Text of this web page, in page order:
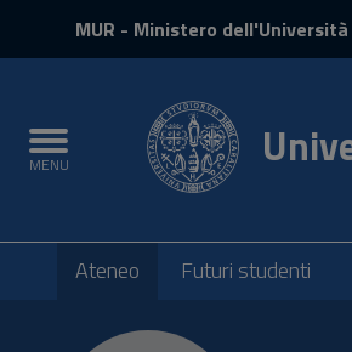
MUR - Ministero dell'Università
Toggle
navigation
MENU
Submenu
Ateneo Futuri studenti